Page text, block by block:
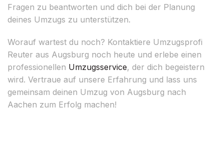
Fragen zu beantworten und dich bei der Planung
deines Umzugs zu unterstützen.
Worauf wartest du noch? Kontaktiere Umzugsprofi
Reuter aus Augsburg noch heute und erlebe einen
professionellen Umzugsservice, der dich begeistern
wird. Vertraue auf unsere Erfahrung und lass uns
gemeinsam deinen Umzug von Augsburg nach
Aachen zum Erfolg machen!